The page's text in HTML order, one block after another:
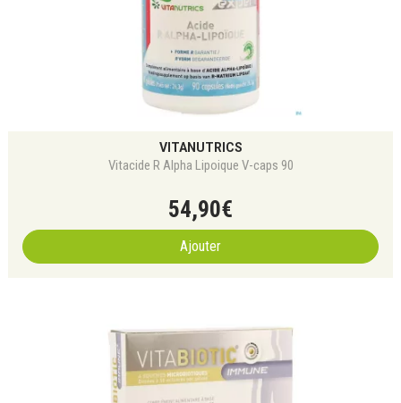
VITANUTRICS
Vitacide R Alpha Lipoique V-caps 90
54,90€
Ajouter